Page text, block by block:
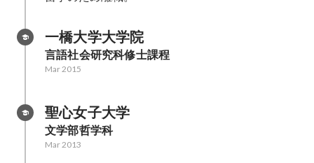
一橋大学大学院
言語社会研究科修士課程
Mar 2015
聖心女子大学
文学部哲学科
Mar 2013